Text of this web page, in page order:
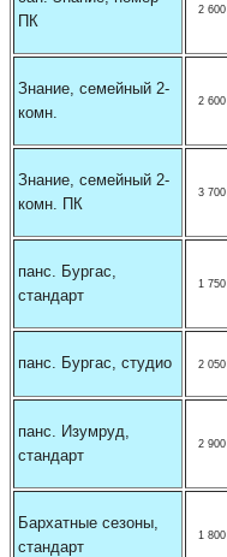
ПК
2 600
Знание, семейный 2-
комн.
2 600
Знание, семейный 2-
комн. ПК
3 700
панс. Бургас,
стандарт
1 750
панс. Бургас, студио 2 050
панс. Изумруд,
стандарт
2 900
Бархатные сезоны,
стандарт
1 800